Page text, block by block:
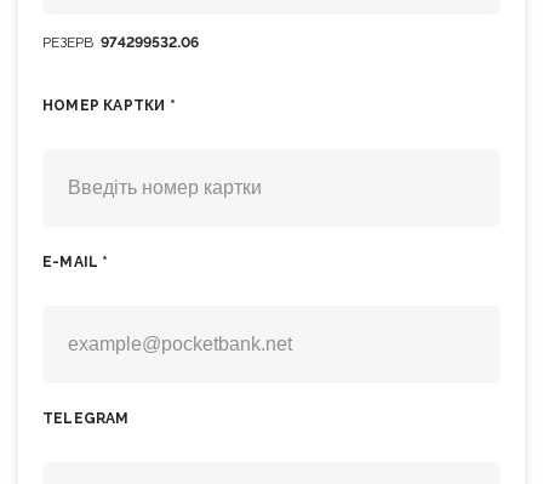
РЕЗЕРВ 974299532.06
НОМЕР КАРТКИ *
E-MAIL *
TELEGRAM